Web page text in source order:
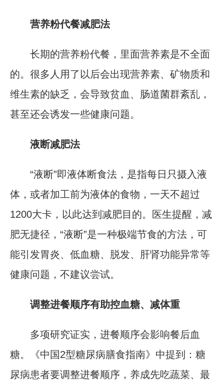
营养粉代餐减肥法
长期的营养粉代餐，里面营养素是不全面
的。很多人用了以后会出现营养素、矿物质和
维生素的缺乏，会导致贫血、肠道菌群紊乱，
甚至还会诱发一些健康问题。
液断减肥法
“液断”即液体断食法，是指每日只摄入液
体，或者加工前为液体的食物，一天不超过
1200大卡，以此达到减肥目的。医生提醒，减
肥无捷径，“液断”是一种极端节食的方法，可
能引发胃炎、低血糖、脱发、肝肾功能异常等
健康问题，不建议尝试。
调整进餐顺序有助控血糖、减体重
多项研究证实，进餐顺序会影响餐后血
糖。《中国2型糖尿病膳食指南》中提到：糖
尿病患者要调整进餐顺序，养成先吃蔬菜、最